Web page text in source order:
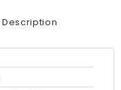
Description